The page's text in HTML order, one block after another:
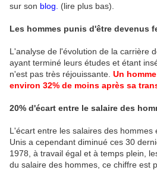
sur son blog. (lire plus bas).
Les hommes punis d'être devenus
L'analyse de l'évolution de la carrière
ayant terminé leurs études et étant
n'est pas très réjouissante. Un
environ 32% de moins après sa
20% d'écart entre le salaire des
L'écart entre les salaires des hommes
Unis a cependant diminué ces 30
1978, à travail égal et à temps plein,
du salaire des hommes, ce chiffre est